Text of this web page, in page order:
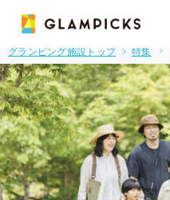
グランピング施設トップ 特集